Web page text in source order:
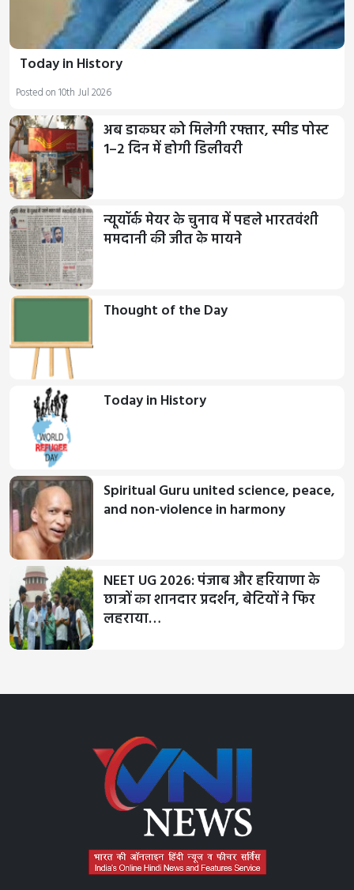
Today in History
Posted on 10th Jul 2026
अब डाकघर को मिलेगी रफ्तार, स्पीड पोस्ट
1–2 दिन में होगी डिलीवरी
न्यूयॉर्क मेयर के चुनाव में पहले भारतवंशी
ममदानी की जीत के मायने
Thought of the Day
Today in History
Spiritual Guru united science, peace,
and non-violence in harmony
NEET UG 2026: पंजाब और हरियाणा के
छात्रों का शानदार प्रदर्शन, बेटियों ने फिर
लहराया…